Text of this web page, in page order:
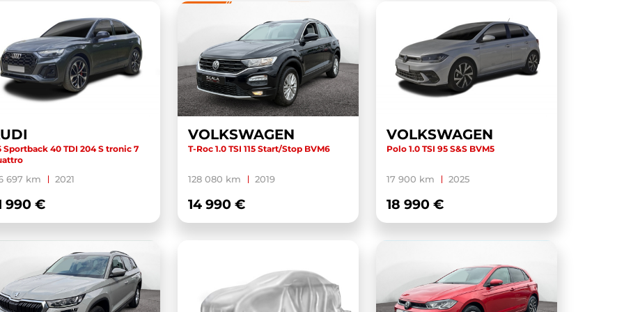
Sportback 40 TDI 204 S tronic 7
697 km 2021
990 €
VOLKSWAGEN
T-Roc 1.0 TSI 115 Start/Stop BVM6
128 080 km 2019
14 990 €
VOLKSWAGEN
Polo 1.0 TSI 95 S&S BVM5
17 900 km 2025
18 990 €